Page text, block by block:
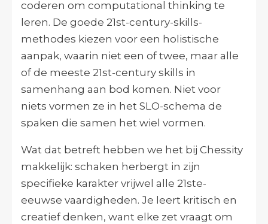
coderen om computational thinking te
leren. De goede 21st-century-skills-
methodes kiezen voor een holistische
aanpak, waarin niet een of twee, maar alle
of de meeste 21st-century skills in
samenhang aan bod komen. Niet voor
niets vormen ze in het SLO-schema de
spaken die samen het wiel vormen.
Wat dat betreft hebben we het bij Chessity
makkelijk: schaken herbergt in zijn
specifieke karakter vrijwel alle 21ste-
eeuwse vaardigheden. Je leert kritisch en
creatief denken, want elke zet vraagt om